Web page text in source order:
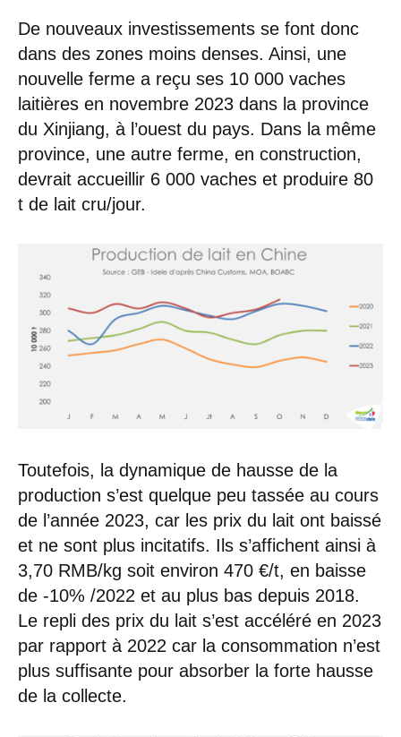
De nouveaux investissements se font donc
dans des zones moins denses. Ainsi, une
nouvelle ferme a reçu ses 10 000 vaches
laitières en novembre 2023 dans la province
du Xinjiang, à l’ouest du pays. Dans la même
province, une autre ferme, en construction,
devrait accueillir 6 000 vaches et produire 80
t de lait cru/jour.
Toutefois, la dynamique de hausse de la
production s’est quelque peu tassée au cours
de l’année 2023, car les prix du lait ont baissé
et ne sont plus incitatifs. Ils s’affichent ainsi à
3,70 RMB/kg soit environ 470 €/t, en baisse
de -10% /2022 et au plus bas depuis 2018.
Le repli des prix du lait s’est accéléré en 2023
par rapport à 2022 car la consommation n’est
plus suffisante pour absorber la forte hausse
de la collecte.